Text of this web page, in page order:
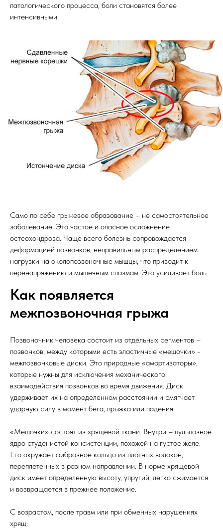
патологического процесса, боли становятся более
интенсивными.
Само по себе грыжевое образование – не самостоятельное
заболевание. Это частое и опасное осложнение
остеохондроза. Чаще всего болезнь сопровождается
деформацией позвонков, неправильным распределением
нагрузки на околопозвоночные мышцы, что приводит к
перенапряжению и мышечным спазмам. Это усиливает боль.
Как появляется
межпозвоночная грыжа
Позвоночник человека состоит из отдельных сегментов –
позвонков, между которыми есть эластичные «мешочки» -
межпозвонковые диски. Это природные «амортизаторы»,
которые нужны для исключения механического
взаимодействия позвонков во время движения. Диск
удерживает их на определенном расстоянии и смягчает
ударную силу в момент бега, прыжка или падения.
«Мешочки» состоят из хрящевой ткани. Внутри – пульпозное
ядро студенистой консистенции, похожей на густое желе.
Его окружает фиброзное кольцо из плотных волокон,
переплетенных в разном направлении. В норме хрящевой
диск имеет определенную высоту, упругий, легко сжимается
и возвращается в прежнее положение.
С возрастом, после травм или при обменных нарушениях
хрящ: